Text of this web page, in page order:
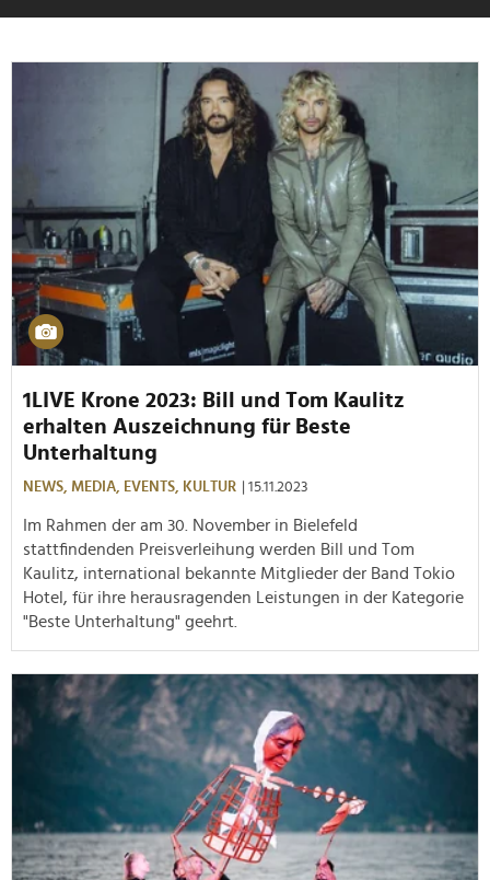
1LIVE Krone 2023: Bill und Tom Kaulitz
erhalten Auszeichnung für Beste
Unterhaltung
NEWS, MEDIA, EVENTS, KULTUR | 15.11.2023
Im Rahmen der am 30. November in Bielefeld
stattfindenden Preisverleihung werden Bill und Tom
Kaulitz, international bekannte Mitglieder der Band Tokio
Hotel, für ihre herausragenden Leistungen in der Kategorie
"Beste Unterhaltung" geehrt.